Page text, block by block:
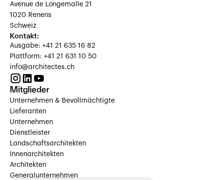
Avenue de Longemalle 21
1020 Renens
Schweiz
Kontakt:
Ausgabe: +41 21 635 16 82
Plattform: +41 21 631 10 50
info@architectes.ch
Mitglieder
Unternehmen & Bevollmächtigte
Lieferanten
Unternehmen
Dienstleister
Landschaftsarchitekten
Innenarchitekten
Architekten
Generalunternehmen